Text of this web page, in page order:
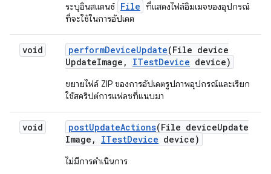
ระบุอินสแตนซ์ File ที่แสดงไฟล์อิมเมจของอุปกรณ์
ที่จะใช้ในการอัปเดต
void performDeviceUpdate(File device
UpdateImage , ITestDevice device)
ขยายไฟล์ ZIP ของการอัปเดตรูปภาพอุปกรณ์และเรียก
ใช้สคริปต์การแฟลชที่แนบมา
void postUpdateActions(File deviceUpdate
Image , ITestDevice device)
ไม่มีการดำเนินการ